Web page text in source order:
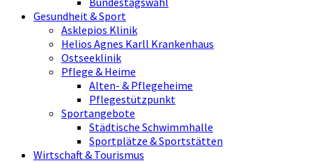
Gesundheit & Sport
Asklepios Klinik
Helios Agnes Karll Krankenhaus
Ostseeklinik
Pflege & Heime
Alten- & Pflegeheime
Pflegestützpunkt
Sportangebote
Städtische Schwimmhalle
Sportplätze & Sportstätten
Wirtschaft & Tourismus